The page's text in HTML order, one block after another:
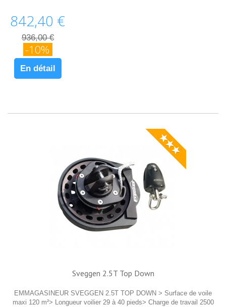
842,40 €
936,00 €
-10%
En détail
★★★
Sveggen 2.5T Top Down
EMMAGASINEUR SVEGGEN 2.5T TOP DOWN > Surface de voile
maxi 120 m²> Longueur voilier 29 à 40 pieds> Charge de travail 2500